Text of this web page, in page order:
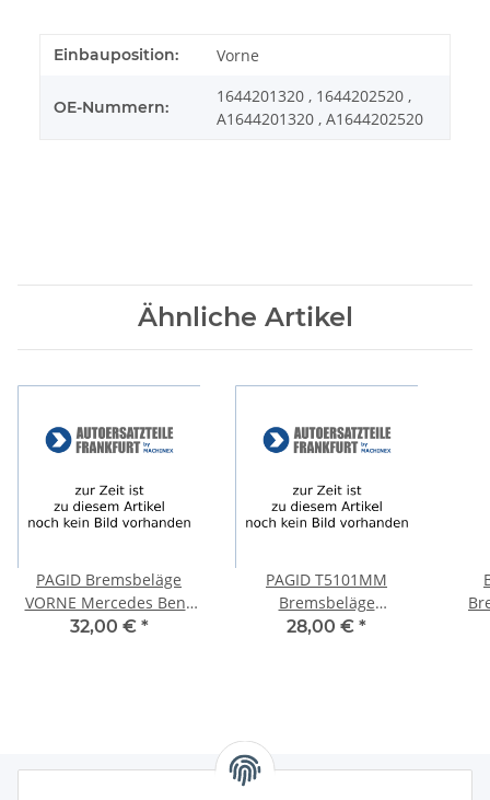
Einbauposition: Vorne
OE-Nummern:
1644201320 , 1644202520 ,
A1644201320 , A1644202520
Ähnliche Artikel
PAGID Bremsbeläge
VORNE Mercedes Benz
C-KLASSE (W202) + C-
32,00 € *
PAGID T5101MM
Bremsbeläge
Bremsklötze MERCEDES-
28,00 € *